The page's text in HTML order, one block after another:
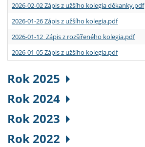
2026-02-02 Zápis z užšího kolegia děkanky.pdf
2026-01-26 Zápis z užšího kolegia.pdf
2026-01-12 Zápis z rozšířeného kolegia.pdf
2026-01-05 Zápis z užšího kolegia.pdf
Rok 2025
Rok 2024
Rok 2023
Rok 2022